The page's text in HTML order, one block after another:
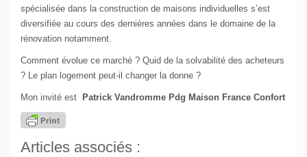
spécialisée dans la construction de maisons individuelles s’est
diversifiée au cours des dernières années dans le domaine de la
rénovation notamment.
Comment évolue ce marché ? Quid de la solvabilité des acheteurs
? Le plan logement peut-il changer la donne ?
Mon invité est Patrick Vandromme Pdg Maison France Confort
Articles associés :